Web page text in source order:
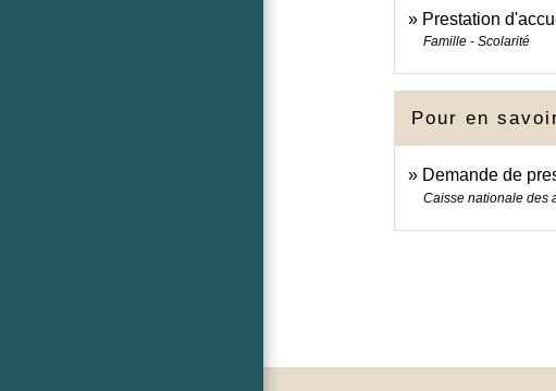
Prestation
Famille - Scolarité
Pour en
Demande de
Caisse nationale des